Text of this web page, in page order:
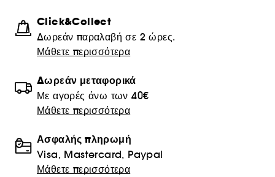
Click&Collect
Δωρεάν παραλαβή σε 2 ώρες.
Μάθετε περισσότερα
Δωρεάν μεταφορικά
Με αγορές άνω των 40€
Μάθετε περισσότερα
Ασφαλής πληρωμή
Visa, Mastercard, Paypal
Μάθετε περισσότερα